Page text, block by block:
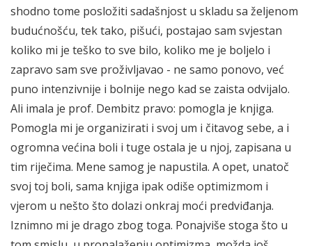
shodno tome posložiti sadašnjost u skladu sa željenom
budućnošću, tek tako, pišući, postajao sam svjestan
koliko mi je teško to sve bilo, koliko me je boljelo i
zapravo sam sve proživljavao - ne samo ponovo, već
puno intenzivnije i bolnije nego kad se zaista odvijalo.
Ali imala je prof. Dembitz pravo: pomogla je knjiga.
Pomogla mi je organizirati i svoj um i čitavog sebe, a i
ogromna većina boli i tuge ostala je u njoj, zapisana u
tim riječima. Mene samog je napustila. A opet, unatoč
svoj toj boli, sama knjiga ipak odiše optimizmom i
vjerom u nešto što dolazi onkraj moći predviđanja.
Iznimno mi je drago zbog toga. Ponajviše stoga što u